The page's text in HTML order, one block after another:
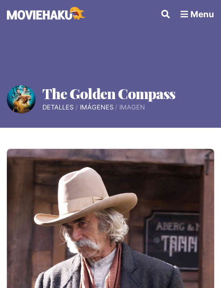
Menu
The Golden Compass
DETALLES IMÁGENES IMAGEN